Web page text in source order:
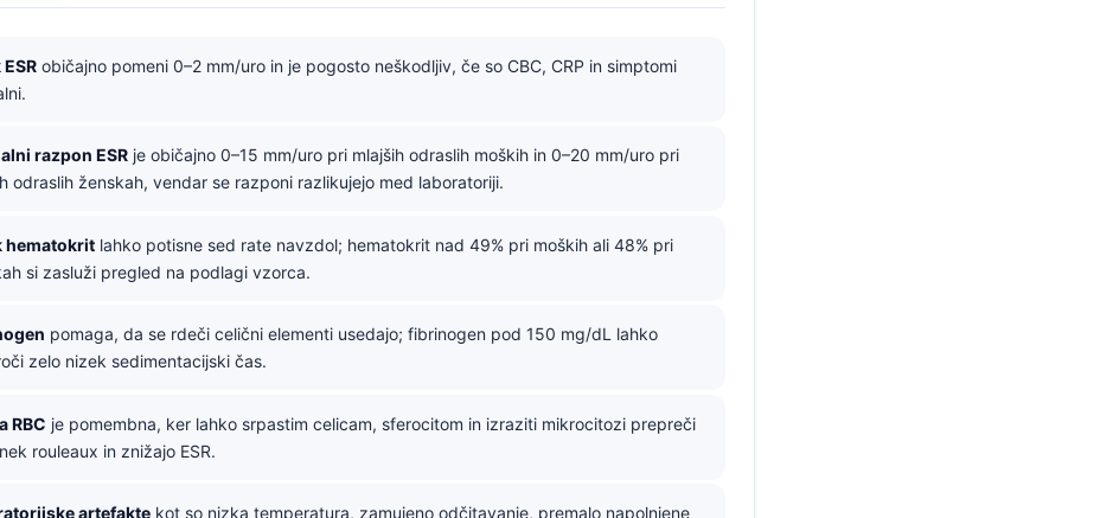
običajno pomeni 0–2 mm/uro in je pogosto neškodljiv, če so CBC, CRP in simptomi
razpon ESR je običajno 0–15 mm/uro pri mlajših odraslih moških in 0–20 mm/uro pri
odraslih ženskah, vendar se razponi razlikujejo med laboratoriji.
hematokrit lahko potisne sed rate navzdol; hematokrit nad 49% pri moških ali 48% pri
si zasluži pregled na podlagi vzorca.
pomaga, da se rdeči celični elementi usedajo; fibrinogen pod 150 mg/dL lahko
zelo nizek sedimentacijski čas.
RBC je pomembna, ker lahko srpastim celicam, sferocitom in izraziti mikrocitozi prepreči
rouleaux in znižajo ESR.
artefakte kot so nizka temperatura, zamujeno odčitavanje, premalo napolnjene